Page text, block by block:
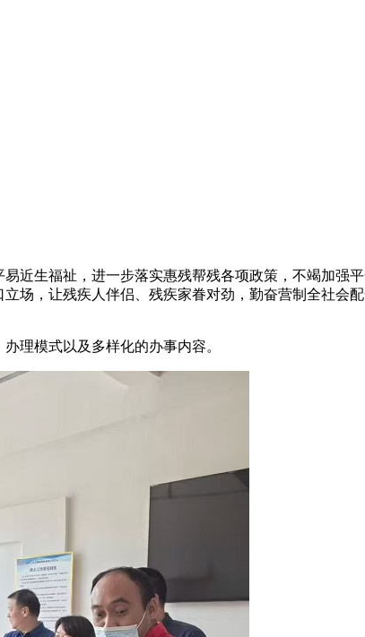
生福祉，进一步落实惠残帮残各项政策，不竭加强
场，让残疾人伴侣、残疾家眷对劲，勤奋营制全社会
理模式以及多样化的办事内容。